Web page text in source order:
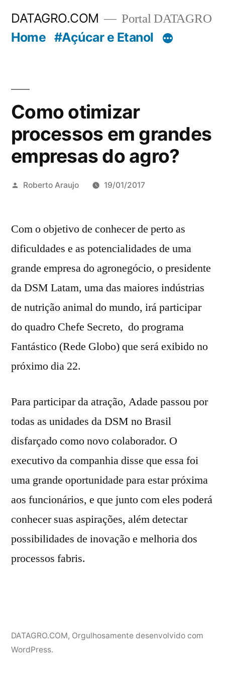
DATAGRO.COM Portal DATAGRO
Home #Açúcar e Etanol
Como otimizar
processos em grandes
empresas do agro?
Publicado
Roberto Araujo 19/01/2017
Com o objetivo de conhecer de perto as
dificuldades e as potencialidades de uma
grande empresa do agronegócio, o presidente
da DSM Latam, uma das maiores indústrias
de nutrição animal do mundo, irá participar
do quadro Chefe Secreto, do programa
Fantástico (Rede Globo) que será exibido no
próximo dia 22.
Para participar da atração, Adade passou por
todas as unidades da DSM no Brasil
disfarçado como novo colaborador. O
executivo da companhia disse que essa foi
uma grande oportunidade para estar próxima
aos funcionários, e que junto com eles poderá
conhecer suas aspirações, além detectar
possibilidades de inovação e melhoria dos
processos fabris.
DATAGRO.COM, Orgulhosamente desenvolvido com
WordPress.